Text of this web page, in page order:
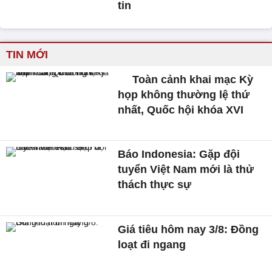
tin
TIN MỚI
Toàn cảnh khai mạc Kỳ
họp không thường lệ thứ
nhất, Quốc hội khóa XVI
Báo Indonesia: Gặp đội
tuyển Việt Nam mới là thử
thách thực sự
Giá tiêu hôm nay 3/8: Đồng
loạt đi ngang